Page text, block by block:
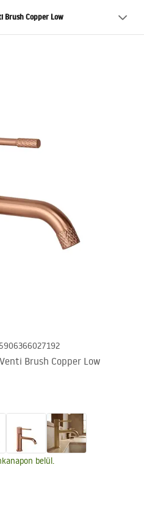
Brush Copper Low
5906366027192
Brush Copper Low
belül.